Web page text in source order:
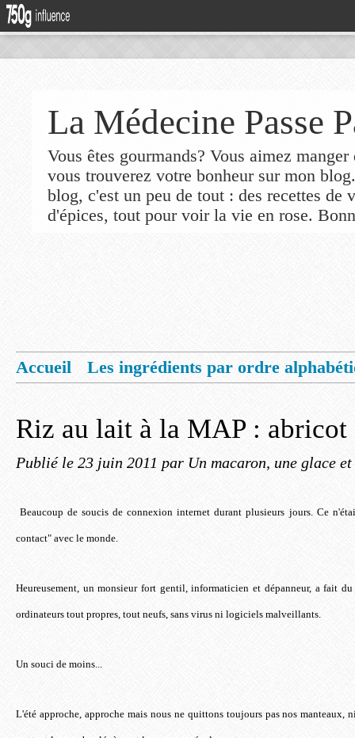
La Médecine Passe
Vous êtes gourmands? Vous aimez
vous trouverez votre bonheur sur mon
blog, c'est un peu de tout : des recettes de
d'épices, tout pour voir la vie en rose.
Accueil
Les ingrédients par ordre
Riz au lait à la MAP :
Publié le 23 juin 2011 par Un macaron, une glace
Beaucoup de soucis de connexion internet durant plusieurs jours. Ce
contact" avec le monde.
Heureusement, un monsieur fort gentil, informaticien et dépanneur, a fait
ordinateurs tout propres, tout neufs, sans virus ni logiciels malveillants.
Un souci de moins...
L'été approche, approche mais nous ne quittons toujours pas nos manteaux,